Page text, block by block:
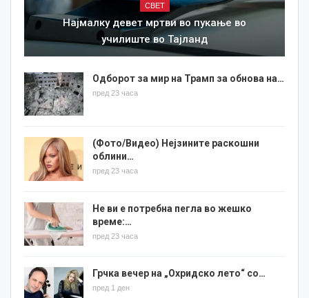
СВЕТ
Најмалку девет мртви во пукање во
училиште во Тајланд
Одборот за мир на Трамп за обнова на…
пред 23 часа
(Фото/Видео) Нејзините раскошни
облини…
пред 23 часа
Не ви е потребна пегла во жешко
време:…
пред 23 часа
Грчка вечер на „Охридско лето“ со…
пред 1 ден